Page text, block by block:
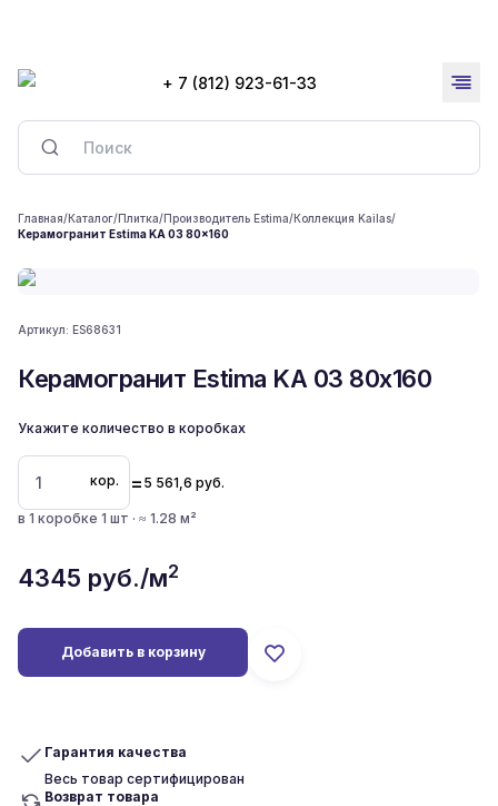
+ 7 (812) 923-61-33
Главная/Каталог/Плитка/Производитель Estima/Коллекция Kailas/
Керамогранит Estima KA 03 80x160
Артикул: ES68631
Керамогранит Estima KA 03 80x160
Укажите количество в коробках
кор. = 5 561,6 руб.
в 1 коробке 1 шт · ≈ 1.28 м²
4345 руб./м2
Добавить в корзину
Гарантия качества
Весь товар сертифицирован
Возврат товара